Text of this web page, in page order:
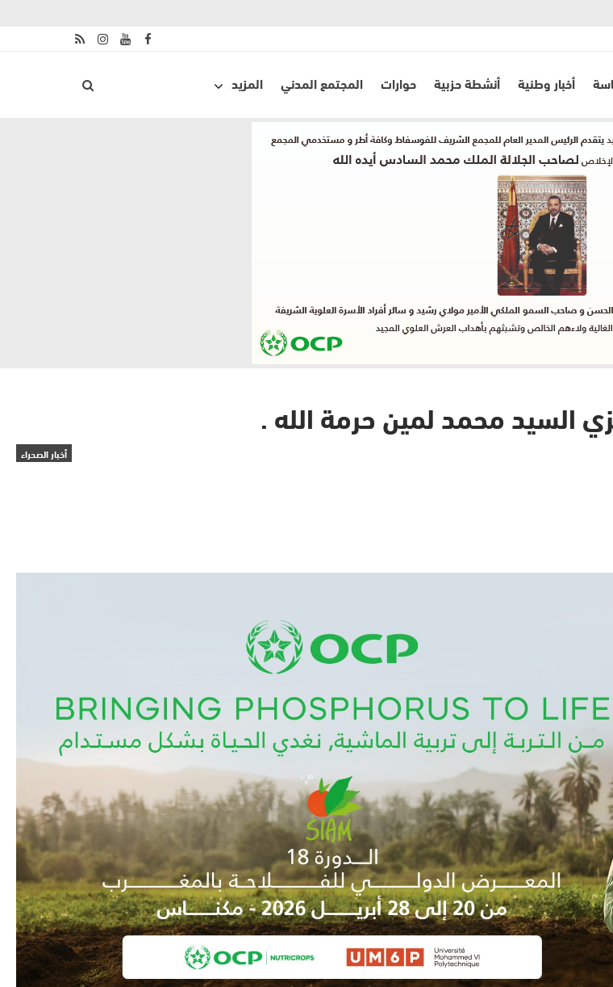
أخبار وطنية أنشطة حزبية حوارات المجتمع المدني المزيد
السيد محمد لمين حرمة الله .
أخبار الصحراء